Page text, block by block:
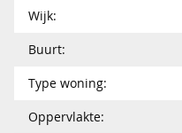
Wijk:
Buurt:
Type woning:
Oppervlakte: